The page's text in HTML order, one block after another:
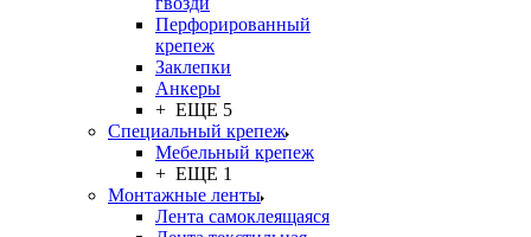
Перфорированный
крепеж
Заклепки
Анкеры
+ ЕЩЕ 5
Специальный крепеж
Мебельный крепеж
+ ЕЩЕ 1
Монтажные ленты
Лента самоклеящаяся